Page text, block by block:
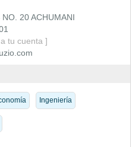
NO. 20 ACHUMANI
tu cuenta ]
Ingeniería